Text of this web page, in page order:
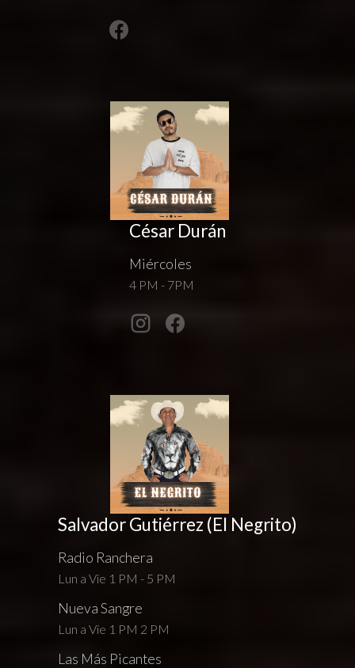
César Durán
Miércoles
4 PM - 7PM
Salvador Gutiérrez (El Negrito)
Radio Ranchera
Lun a Vie 1 PM - 5 PM
Nueva Sangre
Lun a Vie 1 PM 2 PM
Las Más Picantes